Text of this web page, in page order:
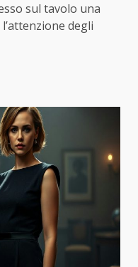
sul tavolo una
degli